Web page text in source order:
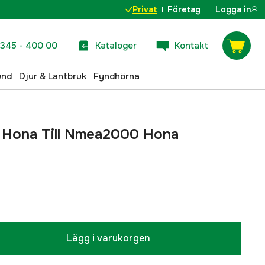
Privat Företag Logga in
- 400 00 Kataloger Kontakt
Djur & Lantbruk Fyndhörna
Till Nmea2000 Hona
Lägg i varukorgen